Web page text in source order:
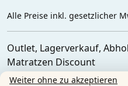
Alle Preise inkl. gesetzlicher
Outlet, Lagerverkauf,
Matratzen Discount
Ferdinand-Porsche-Str. 4
Weiter ohne zu akzeptieren